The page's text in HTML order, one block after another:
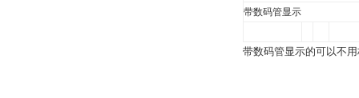
带数码管显示
带数码管显示的可以不